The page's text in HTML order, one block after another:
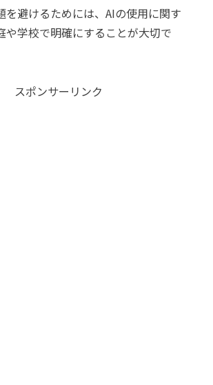
を避けるためには、AIの使用に関す
や学校で明確にすることが大切で
スポンサーリンク